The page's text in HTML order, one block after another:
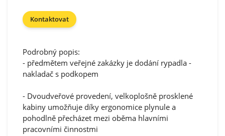
Kontaktovat
Podrobný popis:
- předmětem veřejné zakázky je dodání rypadla -
nakladač s podkopem
- Dvoudveřové provedení, velkoplošně prosklené
kabiny umožňuje díky ergonomice plynule a
pohodlně přecházet mezi oběma hlavními
pracovními činnostmi